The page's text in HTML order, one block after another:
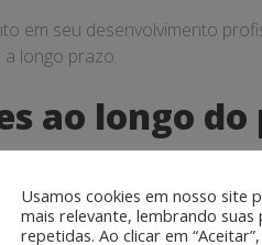
em seu desenvolvimento
longo prazo.
ao longo do
aberto a receber
seus objetivos com sucesso.
Usamos cookies em nosso site
mais relevante, lembrando suas
repetidas. Ao clicar em